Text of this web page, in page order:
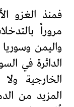
فمنذ الغزو
مروراً
واليمن
الدائرة في
الخارجية
المزيد من